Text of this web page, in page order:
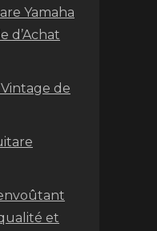
Yamaha
d’Achat
de
et